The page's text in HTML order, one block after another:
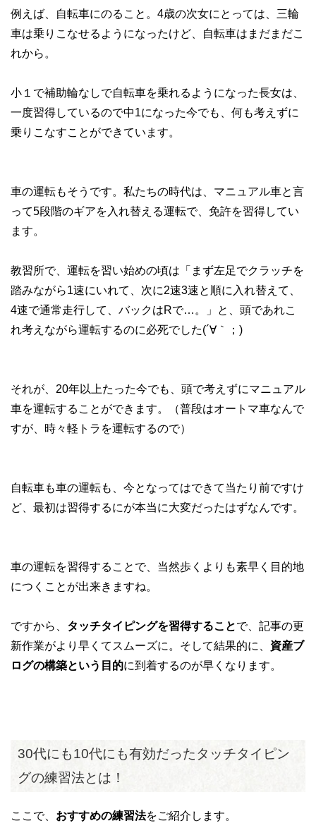
例えば、自転車にのること。4歳の次女にとっては、三輪
車は乗りこなせるようになったけど、自転車はまだまだこ
れから。
小１で補助輪なしで自転車を乗れるようになった長女は、
一度習得しているので中1になった今でも、何も考えずに
乗りこなすことができています。
車の運転もそうです。私たちの時代は、マニュアル車と言
って5段階のギアを入れ替える運転で、免許を習得してい
ます。
教習所で、運転を習い始めの頃は「まず左足でクラッチを
踏みながら1速にいれて、次に2速3速と順に入れ替えて、
4速で通常走行して、バックはRで…。」と、頭であれこ
れ考えながら運転するのに必死でした(´∀｀；)
それが、20年以上たった今でも、頭で考えずにマニュアル
車を運転することができます。（普段はオートマ車なんで
すが、時々軽トラを運転するので）
自転車も車の運転も、今となってはできて当たり前ですけ
ど、最初は習得するにが本当に大変だったはずなんです。
車の運転を習得することで、当然歩くよりも素早く目的地
につくことが出来きますね。
ですから、 タッチタイピングを習得することで、記事の更
新作業がより早くてスムーズに。そして結果的に、 資産ブ
ログの構築という目的に到着するのが早くなります。
30代にも10代にも有効だったタッチタイピン
グの練習法とは！
ここで、 おすすめの練習法をご紹介します。